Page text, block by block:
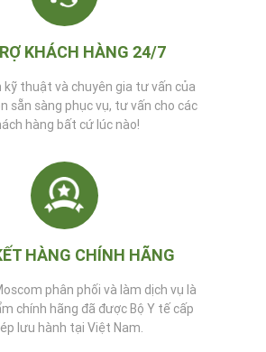
KHÁCH HÀNG 24/7
kỹ thuật và chuyên gia tư vấn của
sẵn sàng phục vụ, tư vấn cho các
hàng bất cứ lúc nào!
HÀNG CHÍNH HÃNG
phân phối và làm dịch vụ là
chính hãng đã được Bộ Y tế cấp
lưu hành tại Việt Nam.